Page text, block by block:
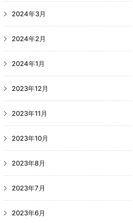
2024年3月
2024年2月
2024年1月
2023年12月
2023年11月
2023年10月
2023年8月
2023年7月
2023年6月